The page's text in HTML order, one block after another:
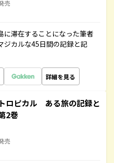
売
に滞在することになった筆者
ジカルな45日間の記録と記
詳細を見る
ロピカル ある旅の記録と
2巻
売